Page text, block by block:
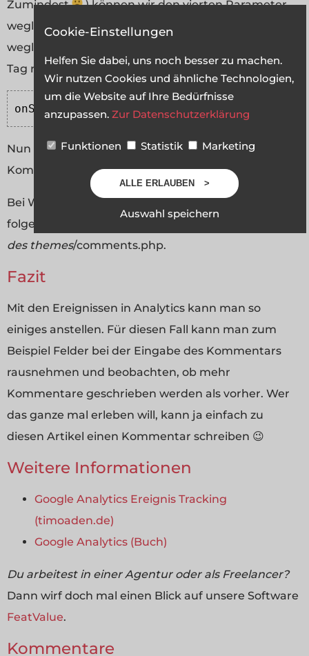
Zumindest
) können wir den vierten Parameter
weglassen. Wer will kann auch noch das Label
weglassen. Der folgende Code kommt in den form-
Tag reinschreiben müssen:
onSubmit
Nun wird bei jeden Absenden des Formulars der
Kommentar gespeichert.
Bei WordPress kann man das normalerweise in
folgender Datei finden: /wp-content/themes/
des themes/comments.php.
Fazit
Mit den Ereignissen in Analytics kann man so
einiges anstellen. Für diesen Fall kann man zum
Beispiel Felder bei der Eingabe des Kommentars
rausnehmen und beobachten, ob mehr
Kommentare geschrieben werden als vorher. Wer
das ganze mal erleben will, kann ja einfach zu
diesen Artikel einen Kommentar schreiben 😉
Weitere Informationen
Google Analytics Ereignis Tracking
(timoaden.de)
Google Analytics (Buch)
Du arbeitest in einer Agentur oder als Freelancer?
Dann wirf doch mal einen Blick auf unsere Software
FeatValue.
Kommentare
Cookie-Einstellungen
Helfen Sie dabei, uns noch besser zu machen.
Wir nutzen Cookies und ähnliche Technologien,
um die Website auf Ihre Bedürfnisse
anzupassen.Zur Datenschutzerklärung
Funktionen Statistik Marketing
ALLE ERLAUBEN
Auswahl speichern